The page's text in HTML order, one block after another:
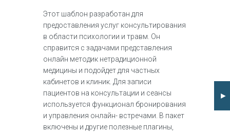
Этот шаблон разработан для
предоставления услуг консультирования
в области психологии и травм. Он
справится с задачами представления
онлайн методик нетрадиционной
медицины и подойдет для частных
кабинетов и клиник. Для записи
пациентов на консультации и сеансы
используется функционал бронирования
и управления онлайн- встречами. В пакет
включены и другие полезные плагины,
►